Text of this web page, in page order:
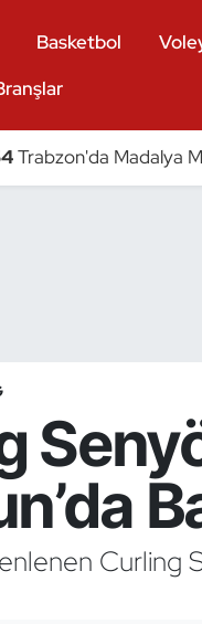
Basketbol
Trabzon'da Madalya
Curling